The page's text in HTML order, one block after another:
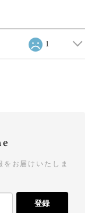
1
お届けいたしま
登録